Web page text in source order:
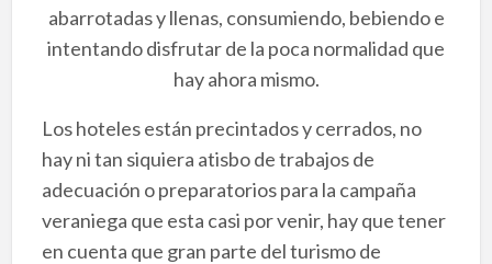
abarrotadas y llenas, consumiendo, bebiendo e
intentando disfrutar de la poca normalidad que
hay ahora mismo.
Los hoteles están precintados y cerrados, no
hay ni tan siquiera atisbo de trabajos de
adecuación o preparatorios para la campaña
veraniega que esta casi por venir, hay que tener
en cuenta que gran parte del turismo de